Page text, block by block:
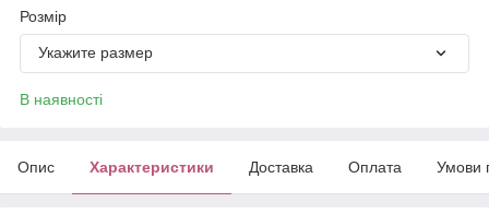
Розмір
Укажите размер
В наявності
Опис Характеристики Доставка Оплата Умови